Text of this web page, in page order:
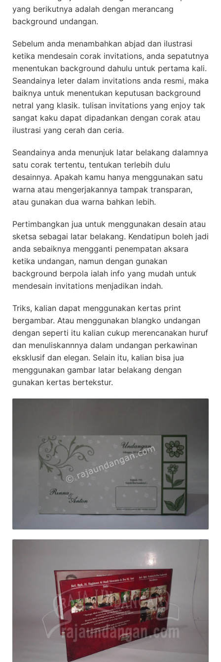
yang berikutnya adalah dengan merancang
background undangan.
Sebelum anda menambahkan abjad dan ilustrasi
ketika mendesain corak invitations, anda sepatutnya
menentukan background dahulu untuk pertama kali.
Seandainya leter dalam invitations anda resmi, maka
baiknya untuk menentukan keputusan background
netral yang klasik. tulisan invitations yang enjoy tak
sangat kaku dapat dipadankan dengan corak atau
ilustrasi yang cerah dan ceria.
Seandainya anda menunjuk latar belakang dalamnya
satu corak tertentu, tentukan terlebih dulu
desainnya. Apakah kamu hanya menggunakan satu
warna atau mengerjakannya tampak transparan,
atau gunakan dua warna bahkan lebih.
Pertimbangkan jua untuk menggunakan desain atau
sketsa sebagai latar belakang. Kendatipun boleh jadi
anda sebaiknya mengganti penempatan aksara
ketika undangan, namun dengan gunakan
background berpola ialah info yang mudah untuk
mendesain invitations menjadikan indah.
Triks, kalian dapat menggunakan kertas print
bergambar. Atau menggunakan blangko undangan
dengan seperti itu kalian cukup merencanakan huruf
dan menuliskannnya dalam undangan perkawinan
eksklusif dan elegan. Selain itu, kalian bisa jua
menggunakan gambar latar belakang dengan
gunakan kertas bertekstur.